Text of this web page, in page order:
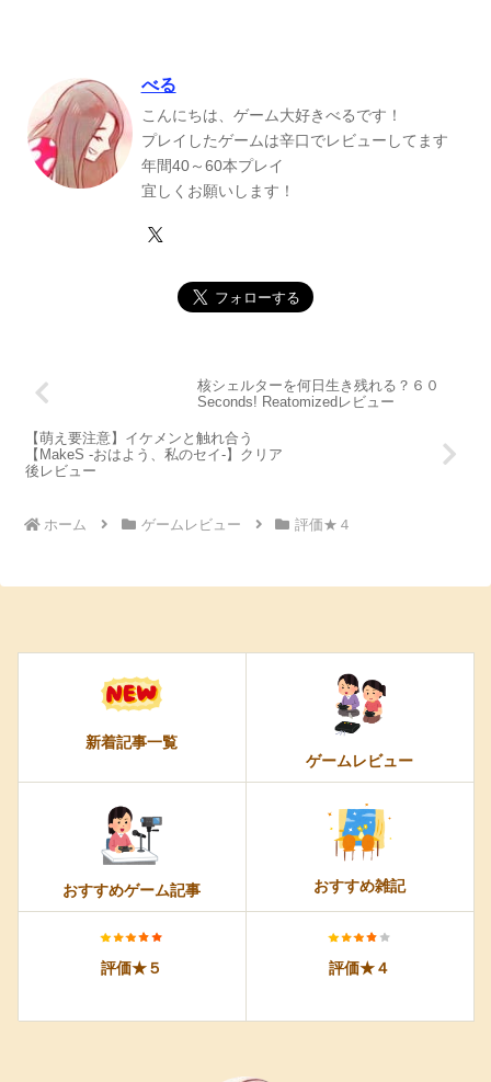
べる
こんにちは、ゲーム大好きべるです！
プレイしたゲームは辛口でレビューしてます
年間40～60本プレイ
宜しくお願いします！
核シェルターを何日生き残れる？６０
Seconds! Reatomizedレビュー
【萌え要注意】イケメンと触れ合う
【MakeS -おはよう、私のセイ-】クリア
後レビュー
ホーム ゲームレビュー 評価★４
新着記事一覧
ゲームレビュー
おすすめゲーム記事 おすすめ雑記
評価★５ 評価★４